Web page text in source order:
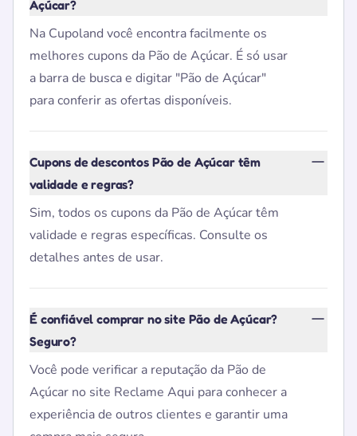
Açúcar?
Na Cupoland você encontra facilmente os
melhores cupons da Pão de Açúcar. É só usar
a barra de busca e digitar "Pão de Açúcar"
para conferir as ofertas disponíveis.
Cupons de descontos Pão de Açúcar têm
validade e regras?
Sim, todos os cupons da Pão de Açúcar têm
validade e regras específicas. Consulte os
detalhes antes de usar.
É confiável comprar no site Pão de Açúcar?
Seguro?
Você pode verificar a reputação da Pão de
Açúcar no site Reclame Aqui para conhecer a
experiência de outros clientes e garantir uma